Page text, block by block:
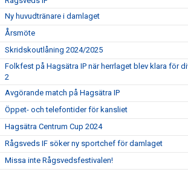
Ny huvudtränare i damlaget
Årsmöte
Skridskoutlåning 2024/2025
Folkfest på Hagsätra IP när herrlaget blev klara för
2
Avgörande match på Hagsätra IP
Öppet- och telefontider för kansliet
Hagsätra Centrum Cup 2024
Rågsveds IF söker ny sportchef för damlaget
Missa inte Rågsvedsfestivalen!